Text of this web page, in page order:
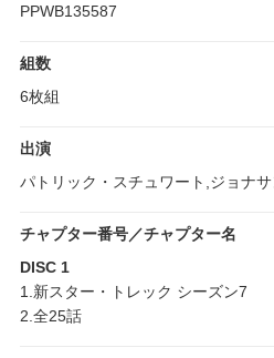
PPWB135587
組数
6枚組
出演
パトリック・スチュワート,ジョナ
チャプター番号／チャプター名
DISC 1
1.新スター・トレック シーズン7
2.全25話